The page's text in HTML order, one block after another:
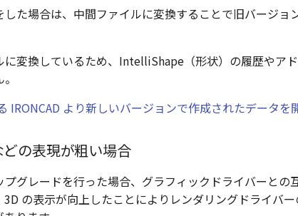
た場合は、中間ファイルに変換することで旧バージョ
に変換しているため、IntelliShape（形状）の履歴やア
IRONCAD より新しいバージョンで作成されたデータを
の表現が粗い場合
グレードを行った場合、グラフィックドライバーとの
の表示が向上したことによりレンダリングドライバ